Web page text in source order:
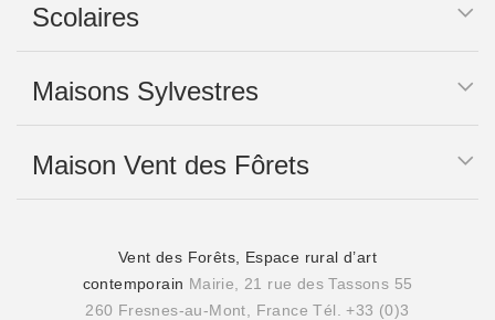
Scolaires
Maisons Sylvestres
Maison Vent des Fôrets
Vent des Forêts, Espace rural d’art
contemporain Mairie, 21 rue des Tassons 55
260 Fresnes-au-Mont, France Tél. +33 (0)3